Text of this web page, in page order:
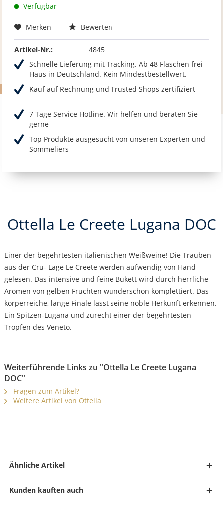
Verfügbar
Merken Bewerten
Artikel-Nr.:
4845
Schnelle Lieferung mit Tracking. Ab 48 Flaschen frei
Haus in Deutschland. Kein Mindestbestellwert.
Kauf auf Rechnung und Trusted Shops zertifiziert
7 Tage Service Hotline. Wir helfen und beraten Sie
gerne
Top Produkte ausgesucht von unseren Experten und
Sommeliers
Ottella Le Creete Lugana DOC
Einer der begehrtesten italienischen Weißweine! Die Trauben
aus der Cru- Lage Le Creete werden aufwendig von Hand
gelesen. Das intensive und feine Bukett wird durch herrliche
Aromen von gelben Früchten wunderschön komplettiert. Das
körperreiche, lange Finale lässt seine noble Herkunft erkennen.
Ein Spitzen-Lugana und zurecht einer der begehrtesten
Tropfen des Veneto.
Weiterführende Links zu "Ottella Le Creete Lugana
DOC"
Fragen zum Artikel?
Weitere Artikel von Ottella
Ähnliche Artikel
Kunden kauften auch